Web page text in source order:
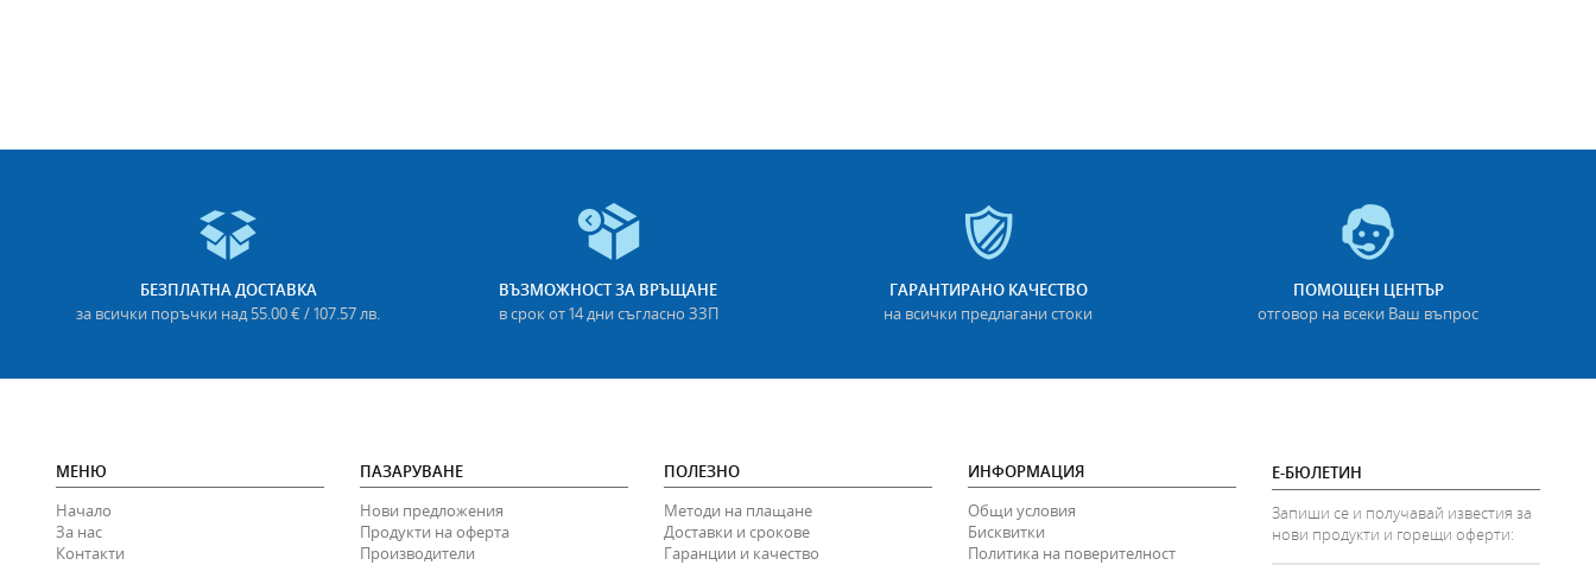
БЕЗПЛАТНА ДОСТАВКА
за всички поръчки над 55.00 € / 107.57 лв.
ВЪЗМОЖНОСТ ЗА ВРЪЩАНЕ
в срок от 14 дни съгласно ЗЗП
ГАРАНТИРАНО КАЧЕСТВО
на всички предлагани стоки
ПОМОЩЕН ЦЕНТЪР
отговор на всеки Ваш въпрос
МЕНЮ
Начало
За нас
Контакти
ПАЗАРУВАНЕ
Нови предложения
Продукти на оферта
Производители
ПОЛЕЗНО
Методи на плащане
Доставки и срокове
Гаранции и качество
ИНФОРМАЦИЯ
Общи условия
Бисквитки
Политика на поверителност
Е-БЮЛЕТИН
Запиши се и получавай известия за
нови продукти и горещи оферти: